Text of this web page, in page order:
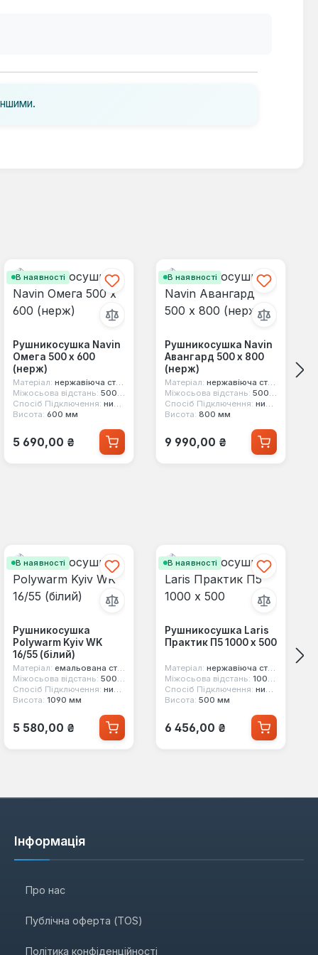
В наявності
Рушникосушка Navin
Омега 500 х 600
(нерж)
Матеріал: нержавіюча сталь
Міжосьова відстань: 500 мм
Спосіб Підключення: нижнє
Висота: 600 мм
Звичайна ціна:
5 690,00 ₴
В наявності
Рушникосушка Navin
Авангард 500 х 800
(нерж)
Матеріал: нержавіюча сталь
Міжосьова відстань: 500 мм
Спосіб Підключення: нижнє
Висота: 800 мм
Звичайна ціна:
9 990,00 ₴
В наявності
Рушникосушка
Polywarm Kyiv WK
16/55 (білий)
Матеріал: емальована сталь
Міжосьова відстань: 500 мм
Спосіб Підключення: нижнє
Висота: 1090 мм
Звичайна ціна:
5 580,00 ₴
В наявності
Рушникосушка Laris
Практик П5 1000 х 500
Матеріал: нержавіюча сталь
Міжосьова відстань: 1000 мм
Спосіб Підключення: нижнє
Висота: 500 мм
Звичайна ціна:
6 456,00 ₴
Інформація
Про нас
Публічна оферта (TOS)
Політика конфіденційності